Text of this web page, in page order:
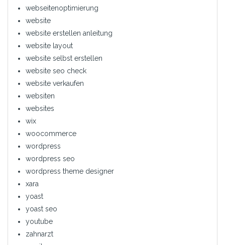
webseitenoptimierung
website
website erstellen anleitung
website layout
website selbst erstellen
website seo check
website verkaufen
websiten
websites
wix
woocommerce
wordpress
wordpress seo
wordpress theme designer
xara
yoast
yoast seo
youtube
zahnarzt